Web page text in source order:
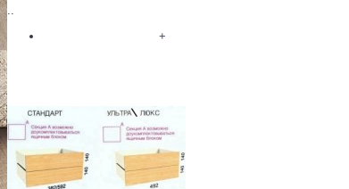
+
..